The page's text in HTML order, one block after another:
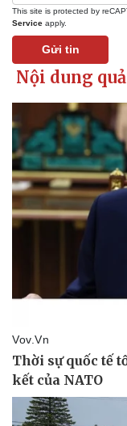
Kinh tế
Bất động sản
Khởi nghiệp
This site is protected by
Service apply.
Gửi tin